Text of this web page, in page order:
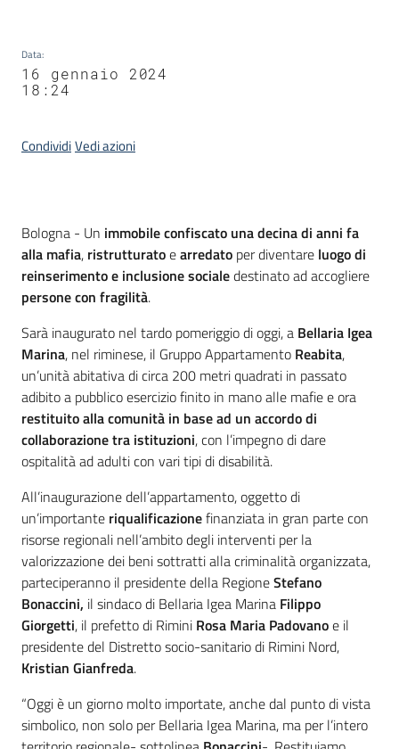
Data:
16 gennaio 2024
18:24
CondividiVedi azioni
Contenuto
Bologna - Un immobile confiscato una decina di anni fa
alla mafia, ristrutturatoearredato per diventare luogo di
reinserimento e inclusione socialedestinato ad accogliere
persone con fragilità.
Sarà inaugurato nel tardo pomeriggio di oggi, a Bellaria Igea
Marina, nel riminese, il Gruppo Appartamento Reabita,
un’unità abitativa di circa 200 metri quadrati in passato
adibito a pubblico esercizio finito in mano alle mafie e ora
restituito alla comunità in base ad un accordo di
collaborazione tra istituzioni, con l’impegno di dare
ospitalità ad adulti con vari tipi di disabilità.
All’inaugurazione dell’appartamento, oggetto di
un’importante riqualificazionefinanziata in gran parte con
risorse regionali nell’ambito degli interventi per la
valorizzazione dei beni sottratti alla criminalità organizzata,
parteciperanno il presidente della RegioneStefano
Bonaccini, il sindaco di Bellaria Igea Marina Filippo
Giorgetti, il prefetto di Rimini Rosa Maria Padovanoe il
presidente del Distretto socio-sanitario di Rimini Nord,
Kristian Gianfreda.
“Oggi è un giorno molto importate, anche dal punto di vista
simbolico, non solo per Bellaria Igea Marina, ma per l’intero